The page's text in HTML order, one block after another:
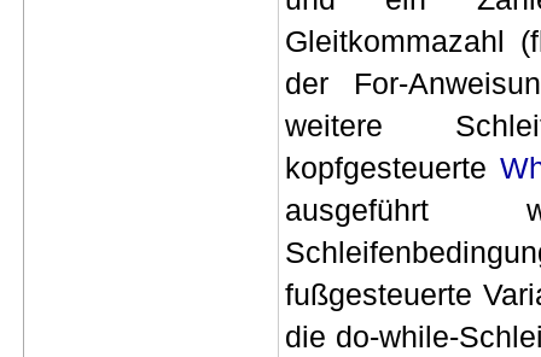
Gleitkommazahl
der For-
weitere
kopfgesteuerte
fußgesteuerte
die do-while-